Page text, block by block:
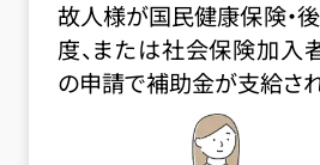
故人様が国民健康保険・
度、または社会保険加入
の申請で補助金が支給され